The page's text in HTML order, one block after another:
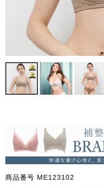
商品番号 ME123102